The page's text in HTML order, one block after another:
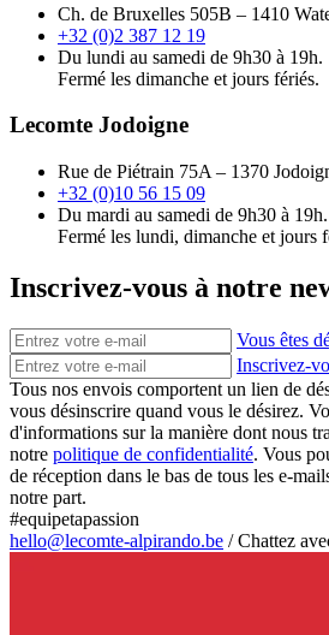
Ch. de Bruxelles 505B – 1410
+32 (0)2 387 12 19
Du lundi au samedi de 9h30 à 19h.
Fermé les dimanche et jours fériés.
Lecomte Jodoigne
Rue de Piétrain 75A – 1370
+32 (0)10 56 15 09
Du mardi au samedi de 9h30 à 19h.
Fermé les lundi, dimanche et jours
Inscrivez-vous à notre
Vous êtes
Inscrivez-
Tous nos envois comportent un lien de
vous désinscrire quand vous le désirez.
d'informations sur la manière dont nous
notre politique de confidentialité. Vous
de réception dans le bas de tous les e-
notre part.
#equipetapassion
hello@lecomte-alpirando.be /Chattez